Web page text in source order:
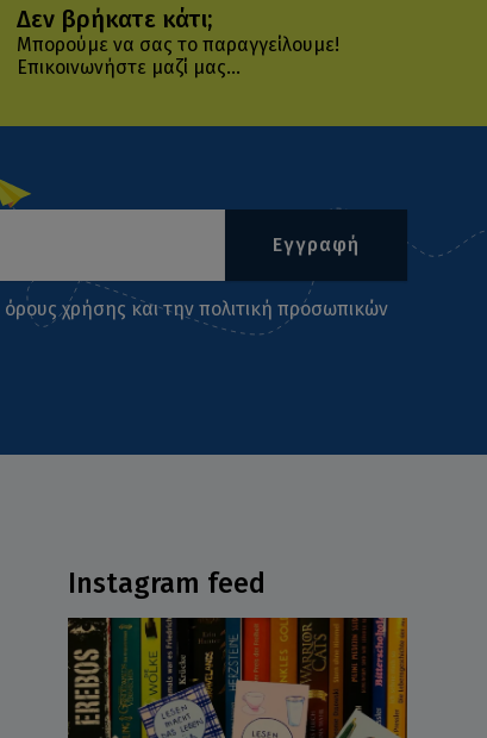
Δεν βρήκατε κάτι;
Μπορούμε να σας το παραγγείλουμε!
Επικοινωνήστε μαζί μας...
Εγγραφή
όρους χρήσης και την πολιτική προσωπικών
Instagram feed